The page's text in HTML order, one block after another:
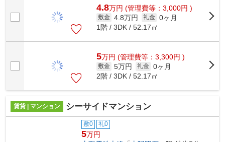
4.8万円 (管理費等：3,000円 )
敷金 4.8万円 礼金 0ヶ月
1階 / 3DK / 52.17㎡
5万円 (管理費等：3,300円 )
敷金 5万円 礼金 0ヶ月
2階 / 3DK / 52.17㎡
賃貸 | マンション シーサイドマンション
敷0 礼0
5万円